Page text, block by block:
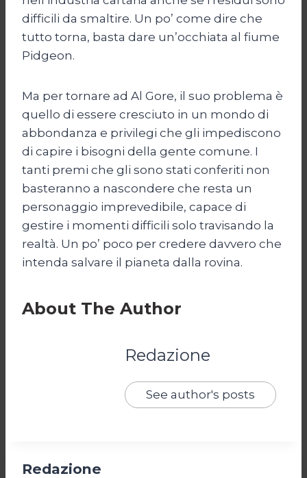
difficili da smaltire. Un po’ come dire che
tutto torna, basta dare un’occhiata al fiume
Pidgeon.
Ma per tornare ad Al Gore, il suo problema è
quello di essere cresciuto in un mondo di
abbondanza e privilegi che gli impediscono
di capire i bisogni della gente comune. I
tanti premi che gli sono stati conferiti non
basteranno a nascondere che resta un
personaggio imprevedibile, capace di
gestire i momenti difficili solo travisando la
realtà. Un po’ poco per credere davvero che
intenda salvare il pianeta dalla rovina.
About The Author
Redazione
See author's posts
Redazione